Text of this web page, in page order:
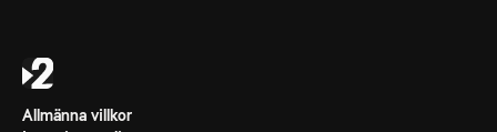
Allmänna villkor